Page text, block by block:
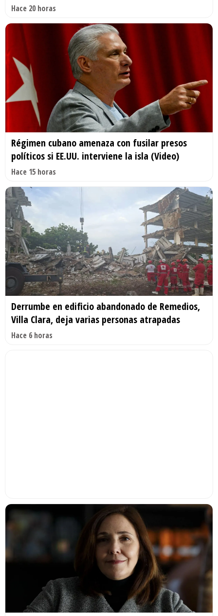
Hace 20 horas
Régimen cubano amenaza con fusilar presos
políticos si EE.UU. interviene la isla (Video)
Hace 15 horas
Derrumbe en edificio abandonado de Remedios,
Villa Clara, deja varias personas atrapadas
Hace 6 horas